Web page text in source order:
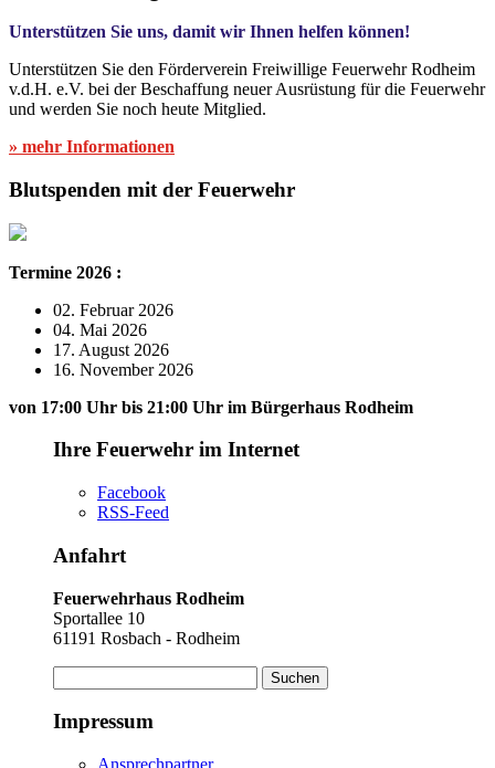
Unterstützen Sie uns, damit wir Ihnen helfen können!
Unterstützen Sie den Förderverein Freiwillige Feuerwehr Rodheim
v.d.H. e.V. bei der Beschaffung neuer Ausrüstung für die Feuerwehr
und werden Sie noch heute Mitglied.
» mehr Informationen
Blutspenden mit der Feuerwehr
Termine 2026 :
02. Februar 2026
04. Mai 2026
17. August 2026
16. November 2026
von 17:00 Uhr bis 21:00 Uhr im Bürgerhaus Rodheim
Ihre Feuerwehr im Internet
Facebook
RSS-Feed
Anfahrt
Feuerwehrhaus Rodheim
Sportallee 10
61191 Rosbach - Rodheim
nach:
Impressum
Ansprechpartner